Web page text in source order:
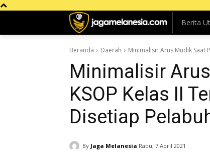
Berita
Beranda Daerah Minimalisir Arus Mudik Saat
Minimalisir
KSOP Kelas II
Disetiap
By Jaga Melanesia Rabu, 7 April 2021